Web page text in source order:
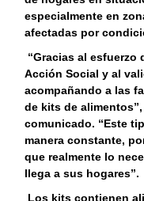
especialmente en
afectadas por
“Gracias al esfuerzo
Acción Social y al
acompañando a las
de kits de
comunicado. “Este
manera constante,
que realmente lo
llega a sus hogares”.
Los kits contienen